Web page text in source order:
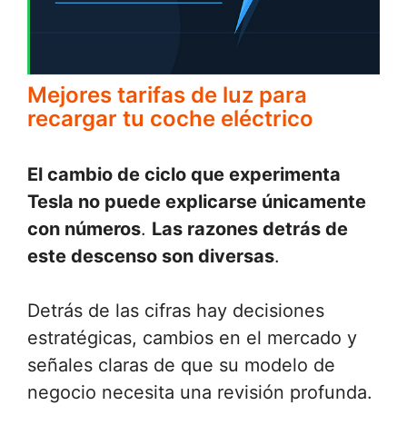
Mejores tarifas de luz para
recargar tu coche eléctrico
El cambio de ciclo que experimenta
Tesla no puede explicarse únicamente
con números. Las razones detrás de
este descenso son diversas.
Detrás de las cifras hay decisiones
estratégicas, cambios en el mercado y
señales claras de que su modelo de
negocio necesita una revisión profunda.